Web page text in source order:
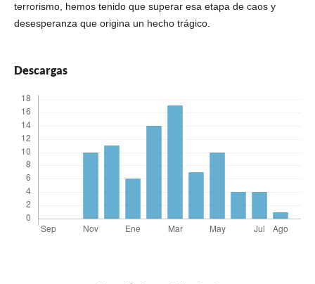
terrorismo, hemos tenido que superar esa etapa de caos y
desesperanza que origina un hecho trágico.
Descargas